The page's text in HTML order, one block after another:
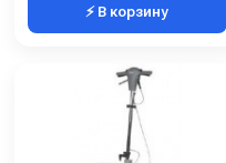
⚡ В корзину